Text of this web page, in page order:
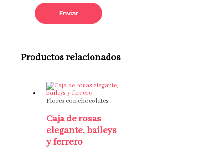
Productos relacionados
Flores con chocolates
Caja de rosas
elegante, baileys
y ferrero